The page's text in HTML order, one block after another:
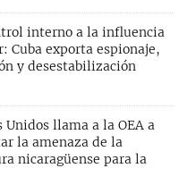
interno a la influencia
Cuba exporta espionaje,
y desestabilización
Unidos llama a la OEA a
la amenaza de la
nicaragüense para la